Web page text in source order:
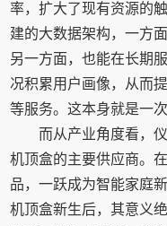
率，扩大了现有资源的
建的大数据架构，一方
另一方面，也能在长期
况积累用户画像，从而
等服务。这本身就是一
而从产业角度看，
机顶盒的主要供应商。
品，一跃成为智能家庭
机顶盒新生后，其意义